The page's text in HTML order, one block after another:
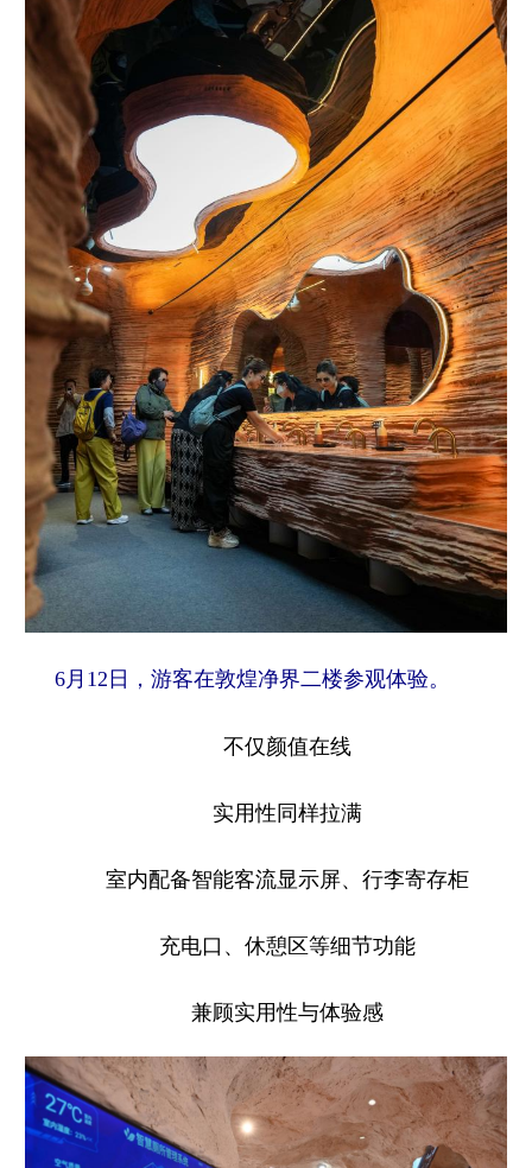
6月12日，游客在敦煌净界二楼参观体验。
不仅颜值在线
实用性同样拉满
室内配备智能客流显示屏、行李寄存柜
充电口、休憩区等细节功能
兼顾实用性与体验感